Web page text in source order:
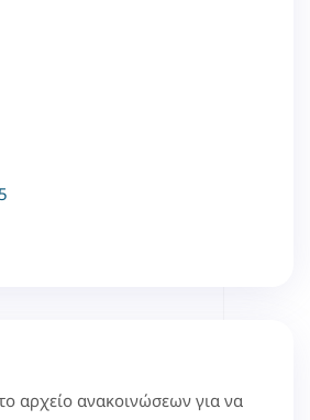
αρχείο ανακοινώσεων για να